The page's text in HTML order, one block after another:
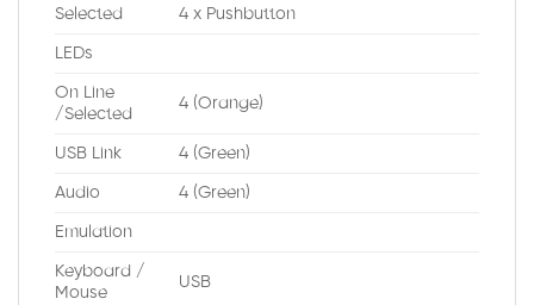
Selected 4 x Pushbutton
LEDs
On Line
/Selected
4 (Orange)
USB Link 4 (Green)
Audio 4 (Green)
Emulation
Keyboard /
Mouse
USB